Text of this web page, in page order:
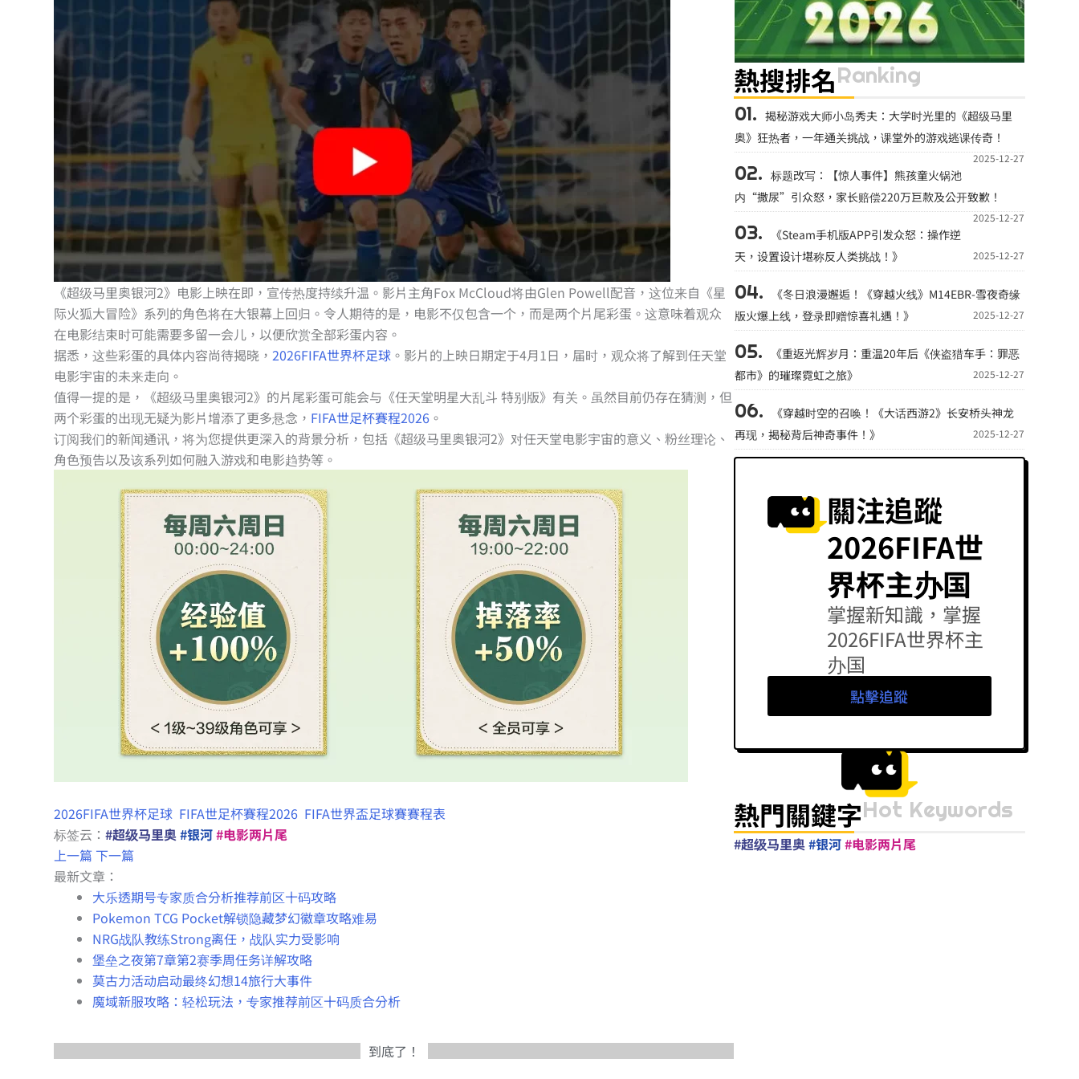
《超级马里奥银河2》电影上映在即，宣传热度持续升温。影片主角Fox McCloud将由Glen Powell配音，这位来自《星
际火狐大冒险》系列的角色将在大银幕上回归。令人期待的是，电影不仅包含一个，而是两个片尾彩蛋。这意味着观众
在电影结束时可能需要多留一会儿，以便欣赏全部彩蛋内容。
据悉，这些彩蛋的具体内容尚待揭晓，2026FIFA世界杯足球 。影片的上映日期定于4月1日，届时，观众将了解到任天堂
电影宇宙的未来走向。
值得一提的是，《超级马里奥银河2》的片尾彩蛋可能会与《任天堂明星大乱斗 特别版》有关。虽然目前仍存在猜测，但
两个彩蛋的出现无疑为影片增添了更多悬念， FIFA世足杯賽程2026 。
订阅我们的新闻通讯，将为您提供更深入的背景分析，包括《超级马里奥银河2》对任天堂电影宇宙的意义、粉丝理论、
角色预告以及该系列如何融入游戏和电影趋势等。
2026FIFA世界杯足球 FIFA世足杯賽程2026 FIFA世界盃足球賽賽程表
标签云：#超级马里奥#银河#电影两片尾
上一篇 下一篇
最新文章：
大乐透期号专家质合分析推荐前区十码攻略
Pokemon TCG Pocket解锁隐藏梦幻徽章攻略难易
NRG战队教练Strong离任，战队实力受影响
堡垒之夜第7章第2赛季周任务详解攻略
莫古力活动启动最终幻想14旅行大事件
魔域新服攻略：轻松玩法，专家推荐前区十码质合分析
到底了！
熱搜排名Ranking
揭秘游戏大师小岛秀夫：大学时光里的《超级马里
奥》狂热者，一年通关挑战，课堂外的游戏逃课传奇！
2025-12-27
标题改写：【惊人事件】熊孩童火锅池
内“撒尿”引众怒，家长赔偿220万巨款及公开致歉！
2025-12-27
《Steam手机版APP引发众怒：操作逆
天，设置设计堪称反人类挑战！》
2025-12-27
《冬日浪漫邂逅！《穿越火线》M14EBR-雪夜奇缘
版火爆上线，登录即赠惊喜礼遇！》
2025-12-27
《重返光辉岁月：重温20年后《侠盗猎车手：罪恶
都市》的璀璨霓虹之旅》
2025-12-27
《穿越时空的召唤！《大话西游2》长安桥头神龙
再现，揭秘背后神奇事件！》
2025-12-27
關注追蹤
2026FIFA世
界杯主办国
掌握新知識，掌握
2026FIFA世界杯主
办国
點擊追蹤
熱門關鍵字Hot Keywords
#超级马里奥#银河#电影两片尾